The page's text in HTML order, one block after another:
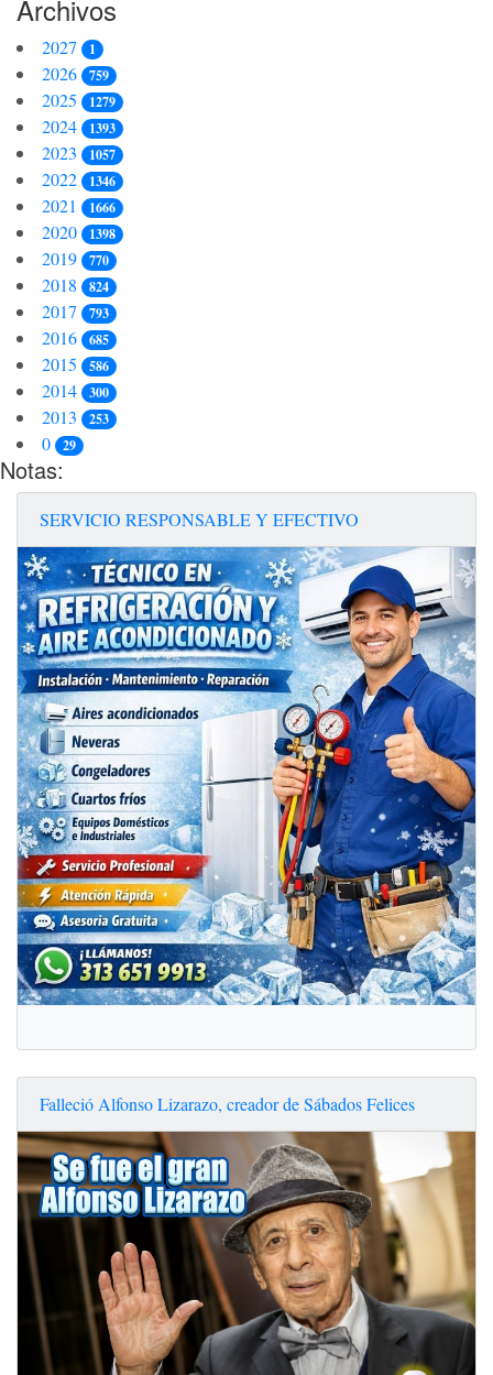
Archivos
2027 1
2026 759
2025 1279
2024 1393
2023 1057
2022 1346
2021 1666
2020 1398
2019 770
2018 824
2017 793
2016 685
2015 586
2014 300
2013 253
0 29
Notas:
SERVICIO RESPONSABLE Y EFECTIVO
Falleció Alfonso Lizarazo, creador de Sábados Felices